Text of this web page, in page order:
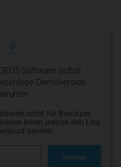
Software selbst.
Demoversion
nicht für Benutzer
Ihnen jedoch den Link
senden.
Senden